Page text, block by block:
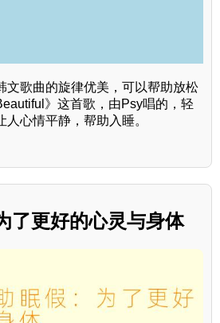
文歌曲的旋律优美，可以帮助放松
》这首歌，由Psy唱的，轻
心情平静，帮助入睡。
了更好的心灵与身体